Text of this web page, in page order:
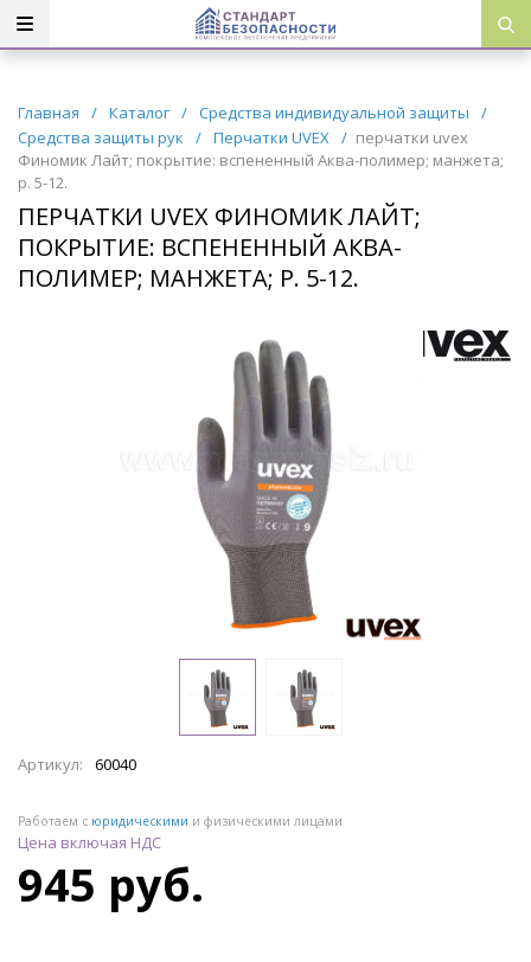
Главная / Каталог / Средства индивидуальной защиты
/
Средства защиты рук
/ Перчатки UVEX / перчатки uvex
Финомик Лайт; покрытие: вспененный Аква-полимер; манжета;
р. 5-12.
ПЕРЧАТКИ UVEX ФИНОМИК ЛАЙТ;
ПОКРЫТИЕ: ВСПЕНЕННЫЙ АКВА-
ПОЛИМЕР; МАНЖЕТА; Р. 5-12.
Артикул: 60040
Работаем с юридическими и физическими лицами
Цена включая НДС
945 руб.